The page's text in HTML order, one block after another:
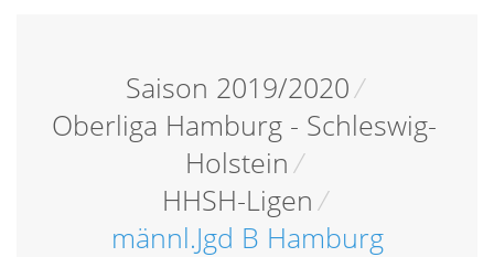
Saison 2019/2020/
Oberliga Hamburg - Schleswig-
Holstein /
HHSH-Ligen/
männl.Jgd B Hamburg